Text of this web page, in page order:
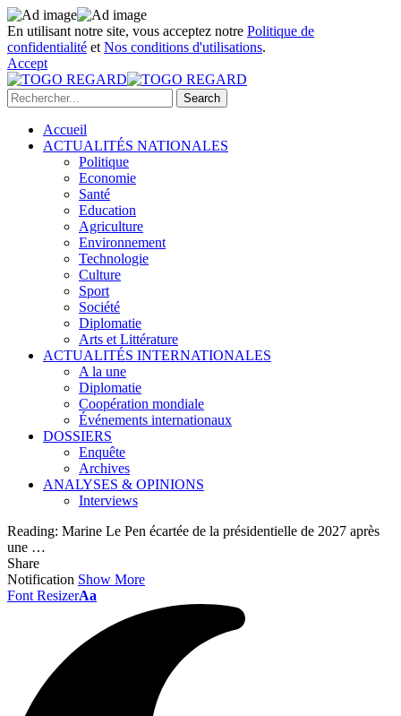
En utilisant notre site, vous acceptez notre Politique de
confidentialité et Nos conditions d'utilisations.
Accept
Accueil
ACTUALITÉS NATIONALES
Politique
Economie
Santé
Education
Agriculture
Environnement
Technologie
Culture
Sport
Société
Diplomatie
Arts et Littérature
ACTUALITÉS INTERNATIONALES
A la une
Diplomatie
Coopération mondiale
Événements internationaux
DOSSIERS
Enquête
Archives
ANALYSES & OPINIONS
Interviews
Reading: Marine Le Pen écartée de la présidentielle de 2027 après
une …
Share
Notification Show More
Font ResizerAa